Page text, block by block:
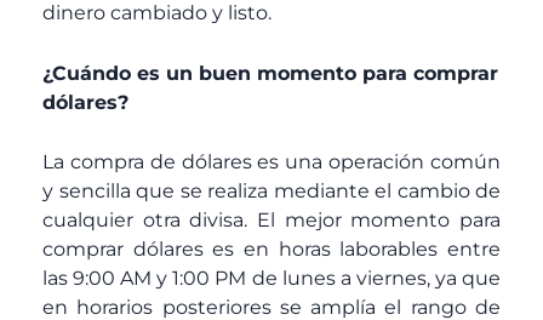
dinero cambiado y listo.
¿Cuándo es un buen momento para comprar
dólares?
La compra de dólares es una operación común
y sencilla que se realiza mediante el cambio de
cualquier otra divisa. El mejor momento para
comprar dólares es en horas laborables entre
las 9:00 AM y 1:00 PM de lunes a viernes, ya que
en horarios posteriores se amplía el rango de